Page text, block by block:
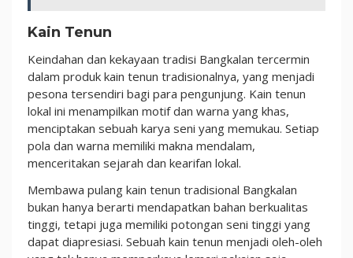
Kain Tenun
Keindahan dan kekayaan tradisi Bangkalan tercermin
dalam produk kain tenun tradisionalnya, yang menjadi
pesona tersendiri bagi para pengunjung. Kain tenun
lokal ini menampilkan motif dan warna yang khas,
menciptakan sebuah karya seni yang memukau. Setiap
pola dan warna memiliki makna mendalam,
menceritakan sejarah dan kearifan lokal.
Membawa pulang kain tenun tradisional Bangkalan
bukan hanya berarti mendapatkan bahan berkualitas
tinggi, tetapi juga memiliki potongan seni tinggi yang
dapat diapresiasi. Sebuah kain tenun menjadi oleh-oleh